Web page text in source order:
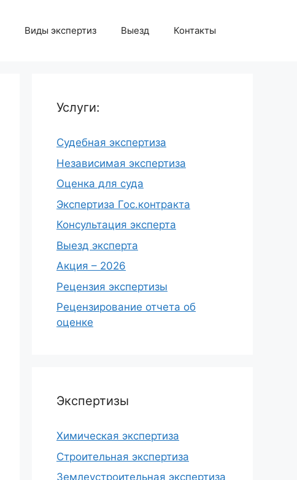
Виды экспертиз Выезд Контакты
Услуги:
Судебная экспертиза
Независимая экспертиза
Оценка для суда
Экспертиза Гос.контракта
Консультация эксперта
Выезд эксперта
Акция – 2026
Рецензия экспертизы
Рецензирование отчета об
оценке
Экспертизы
Химическая экспертиза
Строительная экспертиза
Землеустроительная экспертиза